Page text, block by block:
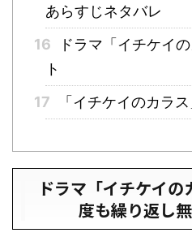
あらすじネタバレ
16
ドラマ「イチケイ
ト
17
「イチケイのカラ
ドラマ「イチケイ
度も繰り返し